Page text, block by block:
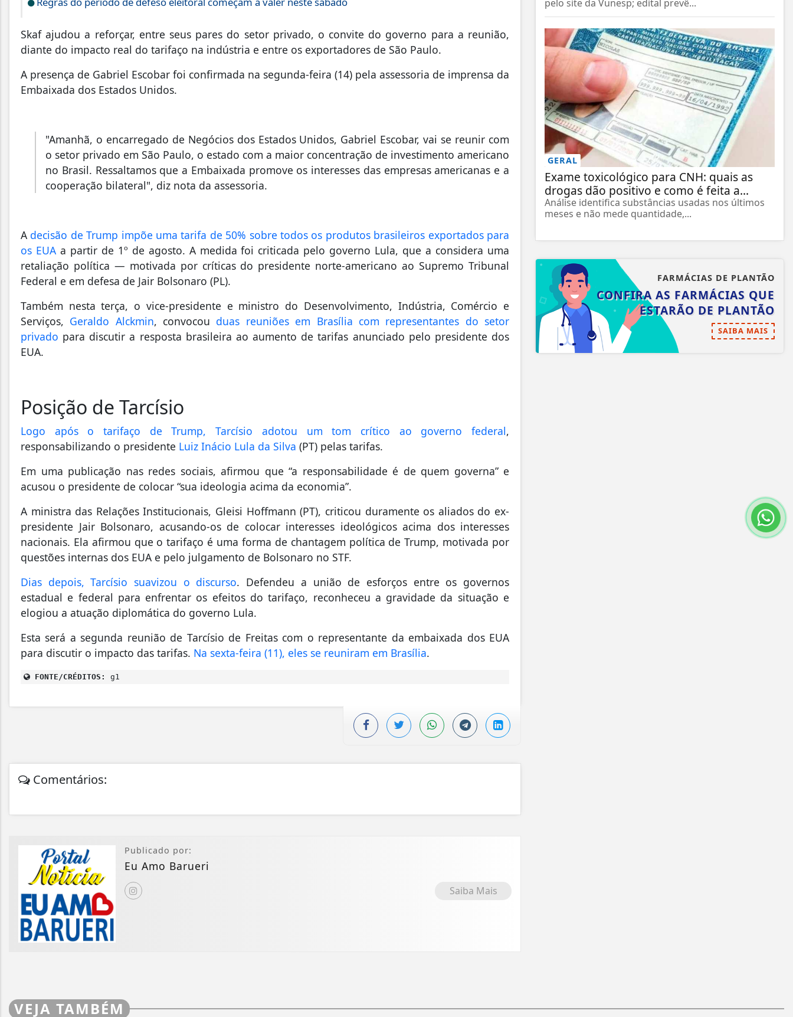
Skaf ajudou a reforçar, entre seus pares do setor privado, o convite do governo para a reunião,
diante do impacto real do tarifaço na indústria e entre os exportadores de São Paulo.
A presença de Gabriel Escobar foi confirmada na segunda-feira (14) pela assessoria de imprensa da
Embaixada dos Estados Unidos.
"Amanhã, o encarregado de Negócios dos Estados Unidos, Gabriel Escobar, vai se reunir com
o setor privado em São Paulo, o estado com a maior concentração de investimento americano
no Brasil. Ressaltamos que a Embaixada promove os interesses das empresas americanas e a
cooperação bilateral", diz nota da assessoria.
A decisão de Trump impõe uma tarifa de 50% sobre todos os produtos brasileiros exportados para
os EUAa partir de 1º de agosto. A medida foi criticada pelo governo Lula, que a considera uma
retaliação política — motivada por críticas do presidente norte-americano ao Supremo Tribunal
Federal e em defesa de Jair Bolsonaro (PL).
Também nesta terça, o vice-presidente e ministro do Desenvolvimento, Indústria, Comércio e
Serviços, Geraldo Alckmin, convocou duas reuniões em Brasília com representantes do setor
privado para discutir a resposta brasileira ao aumento de tarifas anunciado pelo presidente dos
EUA.
Posição de Tarcísio
Logo após o tarifaço de Trump, Tarcísio adotou um tom crítico ao governo federal,
responsabilizando o presidente Luiz Inácio Lula da Silva (PT) pelas tarifas.
Em uma publicação nas redes sociais, afirmou que “a responsabilidade é de quem governa” e
acusou o presidente de colocar “sua ideologia acima da economia”.
A ministra das Relações Institucionais, Gleisi Hoffmann (PT), criticou duramente os aliados do ex-
presidente Jair Bolsonaro, acusando-os de colocar interesses ideológicos acima dos interesses
nacionais. Ela afirmou que o tarifaço é uma forma de chantagem política de Trump, motivada por
questões internas dos EUA e pelo julgamento de Bolsonaro no STF.
Dias depois, Tarcísio suavizou o discurso. Defendeu a união de esforços entre os governos
estadual e federal para enfrentar os efeitos do tarifaço, reconheceu a gravidade da situação e
elogiou a atuação diplomática do governo Lula.
Esta será a segunda reunião de Tarcísio de Freitas com o representante da embaixada dos EUA
para discutir o impacto das tarifas. Na sexta-feira (11), eles se reuniram em Brasília.
FONTE/CRÉDITOS: g1
Comentários:
Publicado por:
Eu Amo Barueri
Saiba Mais
pelo site da Vunesp; edital prevê...
GERAL
Exame toxicológico para CNH: quais as
drogas dão positivo e como é feita a...
Análise identifica substâncias usadas nos últimos
meses e não mede quantidade,...
FARMÁCIAS DE PLANTÃO
CONFIRA AS FARMÁCIAS QUE
ESTARÃO DE PLANTÃO
SAIBA MAIS
VEJA TAMBÉM